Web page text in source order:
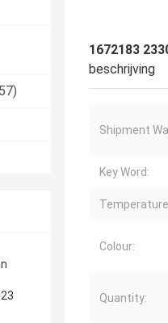
1672183
beschrijving
Shipment
Key Word:
Colour:
Quantity: